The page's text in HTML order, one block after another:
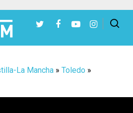
La Mancha » Toledo »